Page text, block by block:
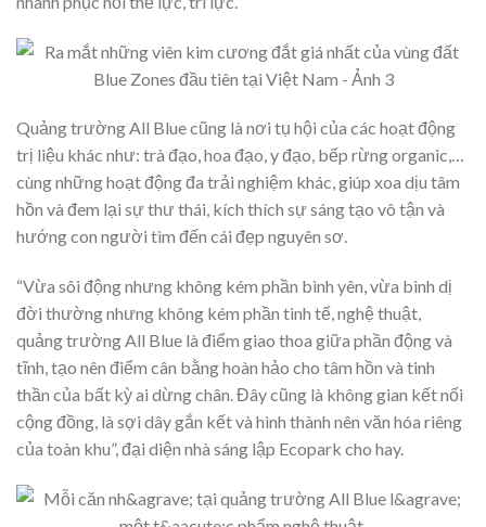
Quảng trường All Blue cũng là nơi tụ hội của các hoạt động
trị liệu khác như: trà đạo, hoa đạo, y đạo, bếp rừng organic,…
cùng những hoạt động đa trải nghiệm khác, giúp xoa dịu tâm
hồn và đem lại sự thư thái, kích thích sự sáng tạo vô tận và
hướng con người tìm đến cái đẹp nguyên sơ.
“Vừa sôi động nhưng không kém phần bình yên, vừa bình dị
đời thường nhưng không kém phần tinh tế, nghệ thuật,
quảng trường All Blue là điểm giao thoa giữa phần động và
tĩnh, tạo nên điểm cân bằng hoàn hảo cho tâm hồn và tinh
thần của bất kỳ ai dừng chân. Đây cũng là không gian kết nối
cộng đồng, là sợi dây gắn kết và hình thành nên văn hóa riêng
của toàn khu”, đại diện nhà sáng lập Ecopark cho hay.